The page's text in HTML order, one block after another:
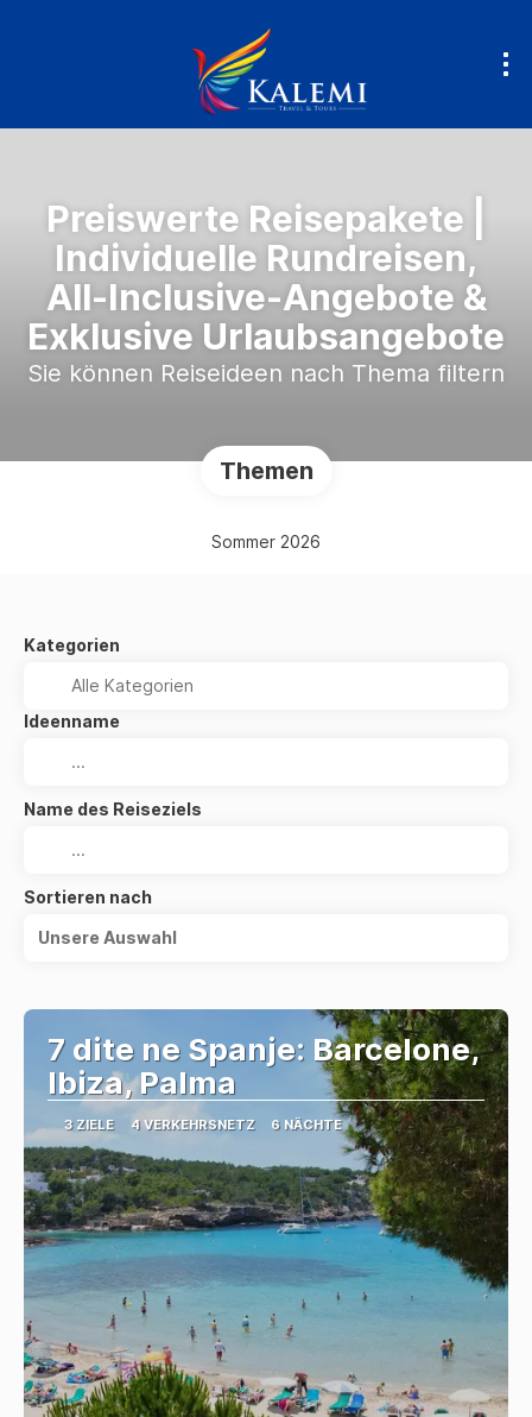
Preiswerte Reisepakete |
Individuelle Rundreisen,
All-Inclusive-Angebote &
Exklusive Urlaubsangebote
Sie können Reiseideen nach Thema filtern
Themen
Sommer 2026
Kategorien
Ideenname
Name des Reiseziels
Sortieren nach
Unsere Auswahl
7 dite ne Spanje: Barcelone,
Ibiza, Palma
3 ZIELE 4 VERKEHRSNETZ 6 NÄCHTE